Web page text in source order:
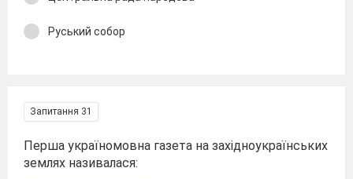
Руський собор
Запитання 31
Перша україномовна газета на західноукраїнських
землях називалася: